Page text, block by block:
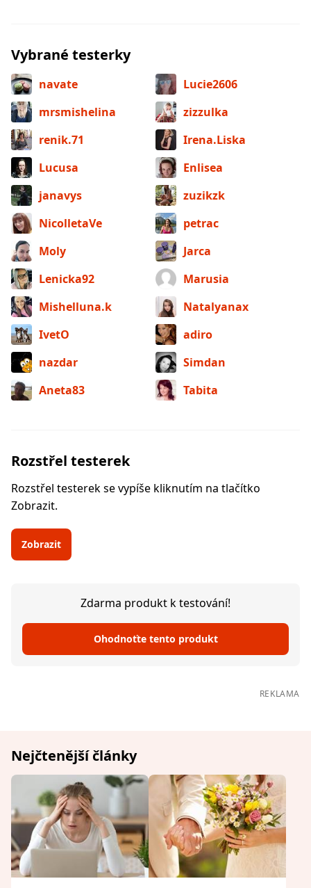
Vybrané testerky
navate
Lucie2606
mrsmishelina
zizzulka
renik.71
Irena.Liska
Lucusa
Enlisea
janavys
zuzikzk
NicolletaVe
petrac
Moly
Jarca
Lenicka92
Marusia
Mishelluna.k
Natalyanax
IvetO
adiro
nazdar
Simdan
Aneta83
Tabita
Rozstřel testerek
Rozstřel testerek se vypíše kliknutím na tlačítko
Zobrazit.
Zobrazit
Zdarma produkt k testování!
Ohodnoťte tento produkt
REKLAMA
Nejčtenější články